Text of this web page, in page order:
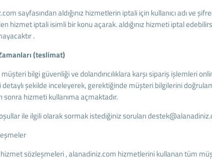
sayfasından aldığınız hizmetlerin iptali için kullanıcı adı ve
hizmet iptali isimli bir konu açarak. aldığınız hizmeti iptal
.
(teslimat)
bilgi güvenliği ve dolandırıcılıklara karşı sipariş işlemleri
detaylı şekilde inceleyerek, gerektiğinde müşteri bilgilerini
sonra hizmeti kullanıma açmaktadır.
ile ilgili olarak sormak istediğiniz soruları
hizmet sözleşmeleri , alanadiniz.com hizmetlerini kullanan tüm